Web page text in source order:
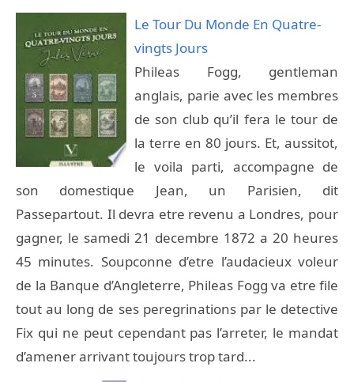
Le Tour Du Monde En Quatre-
vingts Jours
Phileas Fogg, gentleman
anglais, parie avec les membres
de son club qu’il fera le tour de
la terre en 80 jours. Et, aussitot,
le voila parti, accompagne de
son domestique Jean, un Parisien, dit
Passepartout. Il devra etre revenu a Londres, pour
gagner, le samedi 21 decembre 1872 a 20 heures
45 minutes. Soupconne d’etre l’audacieux voleur
de la Banque d’Angleterre, Phileas Fogg va etre file
tout au long de ses peregrinations par le detective
Fix qui ne peut cependant pas l’arreter, le mandat
d’amener arrivant toujours trop tard...